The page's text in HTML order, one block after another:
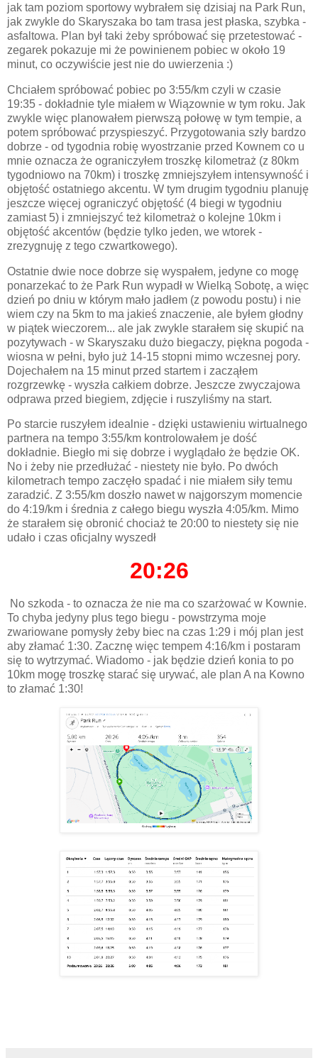
jak tam poziom sportowy wybrałem się dzisiaj na Park Run,
jak zwykle do Skaryszaka bo tam trasa jest płaska, szybka -
asfaltowa. Plan był taki żeby spróbować się przetestować -
zegarek pokazuje mi że powinienem pobiec w około 19
minut, co oczywiście jest nie do uwierzenia :)
Chciałem spróbować pobiec po 3:55/km czyli w czasie
19:35 - dokładnie tyle miałem w Wiązownie w tym roku. Jak
zwykle więc planowałem pierwszą połowę w tym tempie, a
potem spróbować przyspieszyć. Przygotowania szły bardzo
dobrze - od tygodnia robię wyostrzanie przed Kownem co u
mnie oznacza że ograniczyłem troszkę kilometraż (z 80km
tygodniowo na 70km) i troszkę zmniejszyłem intensywność i
objętość ostatniego akcentu. W tym drugim tygodniu planuję
jeszcze więcej ograniczyć objętość (4 biegi w tygodniu
zamiast 5) i zmniejszyć też kilometraż o kolejne 10km i
objętość akcentów (będzie tylko jeden, we wtorek -
zrezygnuję z tego czwartkowego).
Ostatnie dwie noce dobrze się wyspałem, jedyne co mogę
ponarzekać to że Park Run wypadł w Wielką Sobotę, a więc
dzień po dniu w którym mało jadłem (z powodu postu) i nie
wiem czy na 5km to ma jakieś znaczenie, ale byłem głodny
w piątek wieczorem... ale jak zwykle starałem się skupić na
pozytywach - w Skaryszaku dużo biegaczy, piękna pogoda -
wiosna w pełni, było już 14-15 stopni mimo wczesnej pory.
Dojechałem na 15 minut przed startem i zacząłem
rozgrzewkę - wyszła całkiem dobrze. Jeszcze zwyczajowa
odprawa przed biegiem, zdjęcie i ruszyliśmy na start.
Po starcie ruszyłem idealnie - dzięki ustawieniu wirtualnego
partnera na tempo 3:55/km kontrolowałem je dość
dokładnie. Biegło mi się dobrze i wyglądało że będzie OK.
No i żeby nie przedłużać - niestety nie było. Po dwóch
kilometrach tempo zaczęło spadać i nie miałem siły temu
zaradzić. Z 3:55/km doszło nawet w najgorszym momencie
do 4:19/km i średnia z całego biegu wyszła 4:05/km. Mimo
że starałem się obronić chociaż te 20:00 to niestety się nie
udało i czas oficjalny wyszedł
20:26
No szkoda - to oznacza że nie ma co szarżować w Kownie.
To chyba jedyny plus tego biegu - powstrzyma moje
zwariowane pomysły żeby biec na czas 1:29 i mój plan jest
aby złamać 1:30. Zacznę więc tempem 4:16/km i postaram
się to wytrzymać. Wiadomo - jak będzie dzień konia to po
10km mogę troszkę starać się urywać, ale plan A na Kowno
to złamać 1:30!